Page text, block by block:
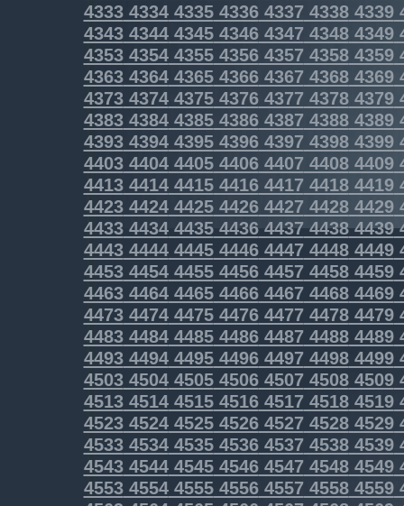
43334334433543364337 43384339
4343434443454346434743484349
4353435443554356435743584359
43634364436543664367 43684369
43734374437543764377 43784379
43834384438543864387 43884389
43934394439543964397 43984399
44034404440544064407 44084409
44134414441544164417 44184419
44234424442544264427 44284429
4433443444354436443744384439
4443444444454446444744484449
4453445444554456445744584459
4463446444654466446744684469
4473447444754476447744784479
4483448444854486448744884489
4493449444954496449744984499
4503450445054506450745084509
4513451445154516451745184519
4523452445254526452745284529
4533453445354536453745384539
4543454445454546454745484549
4553455445554556455745584559